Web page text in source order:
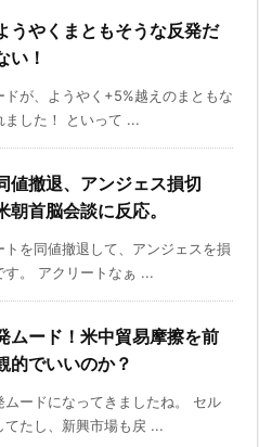
うやくまともそうな反発だ
い！
ドが、ようやく+5%越えのまともな
ました！ といって ...
値撤退、アンジェス損切
朝首脳会談に反応。
トを同値撤退して、アンジェスを損
す。 アクリートなぁ ...
ムード！米中貿易摩擦を前
的でいいのか？
ムードになってきましたね。 セル
てたし、新興市場も戻 ...